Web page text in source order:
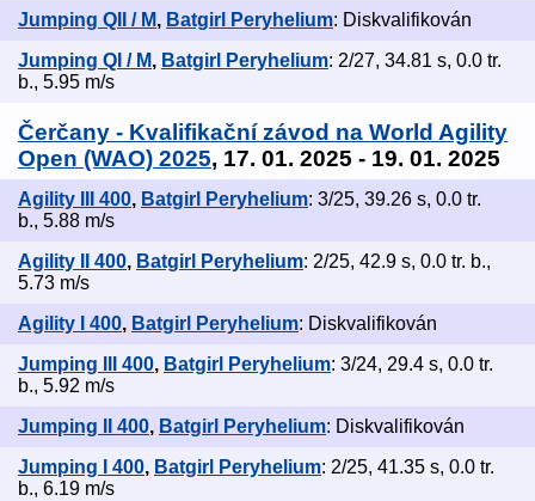
Jumping QII / M, Batgirl Peryhelium: Diskvalifikován
Jumping QI / M, Batgirl Peryhelium: 2/27, 34.81 s, 0.0 tr.
b., 5.95 m/s
Čerčany - Kvalifikační závod na World Agility
Open (WAO) 2025, 17. 01. 2025 - 19. 01. 2025
Agility III 400, Batgirl Peryhelium: 3/25, 39.26 s, 0.0 tr.
b., 5.88 m/s
Agility II 400, Batgirl Peryhelium: 2/25, 42.9 s, 0.0 tr. b.,
5.73 m/s
Agility I 400, Batgirl Peryhelium: Diskvalifikován
Jumping III 400, Batgirl Peryhelium: 3/24, 29.4 s, 0.0 tr.
b., 5.92 m/s
Jumping II 400, Batgirl Peryhelium: Diskvalifikován
Jumping I 400, Batgirl Peryhelium: 2/25, 41.35 s, 0.0 tr.
b., 6.19 m/s